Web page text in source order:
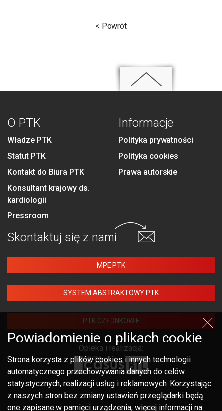
< Powrót
O PTK
Władze PTK
Statut PTK
Kontakt do Biura PTK
Konsultant krajowy ds.
kardiologii
Pressroom
Informacje
Polityka prywatności
Polityka cookies
Prawa autorskie
Skontaktuj się z nami
MPE PTK
SYSTEM ABSTRAKTOWY PTK
PTK CZŁONKOWIE
Opieka i realizacja:
Powiadomienie o plikach cookie
Strona korzysta z plików cookies i innych technologii
automatycznego przechowywania danych do celów
statystycznych, realizacji usług i reklamowych. Korzystając
z naszych stron bez zmiany ustawień przeglądarki będą
one zapisane w pamięci urządzenia, więcej informacji na